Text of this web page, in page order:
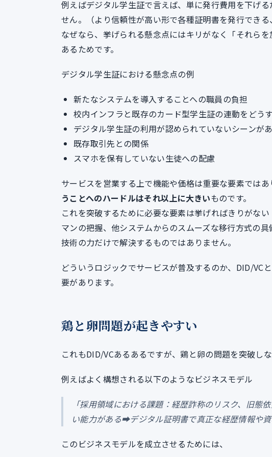
例えばデジタル学生証で言えば、単に発行費用を下げ
せん。（より信頼性が高い形で各種証明書を発行できる
なぜなら、挙げられる懸念点にはキリがなく「それら
あるためです。
デジタル学生証における懸念点の例
新たなシステムを導入することへの職員の負担
校内インフラと既存のカード型学生証の連動をどう
デジタル学生証の利用が認められていないシーンが
既存取引先との関係
スマホを保有していない生徒への配慮
サービスを営業する上で機能や価格は重要な要素では
うことへのハードルはそれ以上に大きいものです。
これを突破するために必要な要素は挙げればきりがな
マンの把握、他システムからのスムーズな移行方式の
技術の力だけで解決するものではありません。
どういうロジックでサービスが普及するのか、DID/VC
要があります。
鶏と卵問題が起きやすい
これもDID/VCあるあるですが、鶏と卵の問題を突破し
例えばよく構想される以下のようなビジネスモデル
「採用領域における課題：経歴詐称のリスク、旧態
い能力がある➡デジタル証明書で真正な経歴情報や
このビジネスモデルを成立させるためには、